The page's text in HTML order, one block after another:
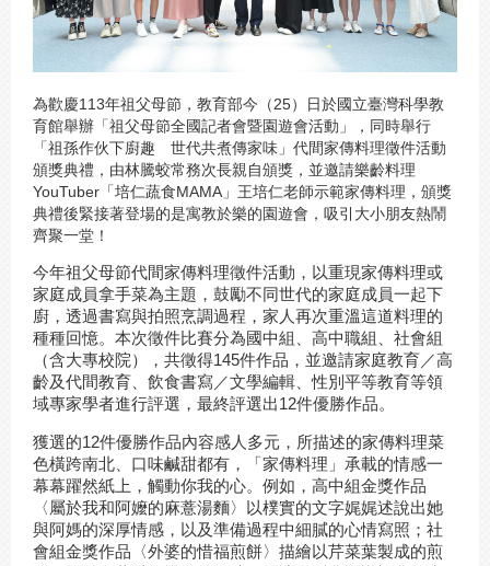
為歡慶113年祖父母節，教育部今（25）日於國立臺灣科學教
育館舉辦「祖父母節全國記者會暨園遊會活動」，同時舉行
「祖孫作伙下廚趣 世代共煮傳家味」代間家傳料理徵件活動
頒獎典禮，由林騰蛟常務次長親自頒獎，並邀請樂齡料理
YouTuber「培仁蔬食MAMA」王培仁老師示範家傳料理，頒獎
典禮後緊接著登場的是寓教於樂的園遊會，吸引大小朋友熱鬧
齊聚一堂！
今年祖父母節代間家傳料理徵件活動，以重現家傳料理或
家庭成員拿手菜為主題，鼓勵不同世代的家庭成員一起下
廚，透過書寫與拍照烹調過程，家人再次重溫這道料理的
種種回憶。本次徵件比賽分為國中組、高中職組、社會組
（含大專校院），共徵得145件作品，並邀請家庭教育／高
齡及代間教育、飲食書寫／文學編輯、性別平等教育等領
域專家學者進行評選，最終評選出12件優勝作品。
獲選的12件優勝作品內容感人多元，所描述的家傳料理菜
色橫跨南北、口味鹹甜都有，「家傳料理」承載的情感一
幕幕躍然紙上，觸動你我的心。例如，高中組金獎作品
〈屬於我和阿嬤的麻薏湯麵〉以樸實的文字娓娓述說出她
與阿媽的深厚情感，以及準備過程中細膩的心情寫照；社
會組金獎作品〈外婆的惜福煎餅〉描繪以芹菜葉製成的煎